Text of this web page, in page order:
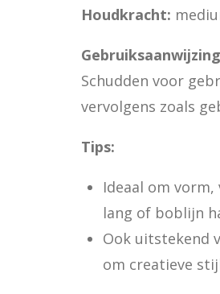
Houdkracht:
Schudden voor
vervolgens zoals
Tips:
Ideaal om
lang of boblijn
Ook uitstekend
om creatieve